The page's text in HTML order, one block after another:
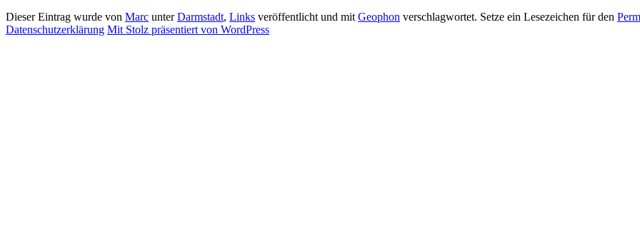
Dieser Eintrag wurde von Marc unterDarmstadt, Links veröffentlicht und mitGeophon verschlagwortet. Setze ein Lesezeichen für den
Datenschutzerklärung Mit Stolz präsentiert von WordPress